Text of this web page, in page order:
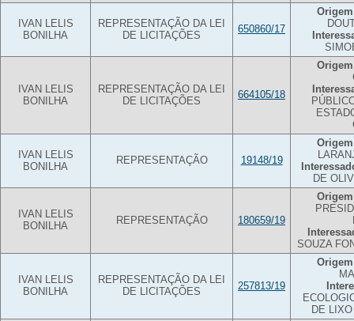
IVAN LELIS
BONILHA
REPRESENTAÇÃO DA LEI
DE LICITAÇÕES
650860/17
IVAN LELIS
BONILHA
REPRESENTAÇÃO DA LEI
DE LICITAÇÕES
664105/18
IVAN LELIS
BONILHA
REPRESENTAÇÃO 19148/19
DE
IVAN LELIS
BONILHA
REPRESENTAÇÃO 180659/19
SOUZA
IVAN LELIS
BONILHA
REPRESENTAÇÃO DA LEI
DE LICITAÇÕES
257813/19
DE